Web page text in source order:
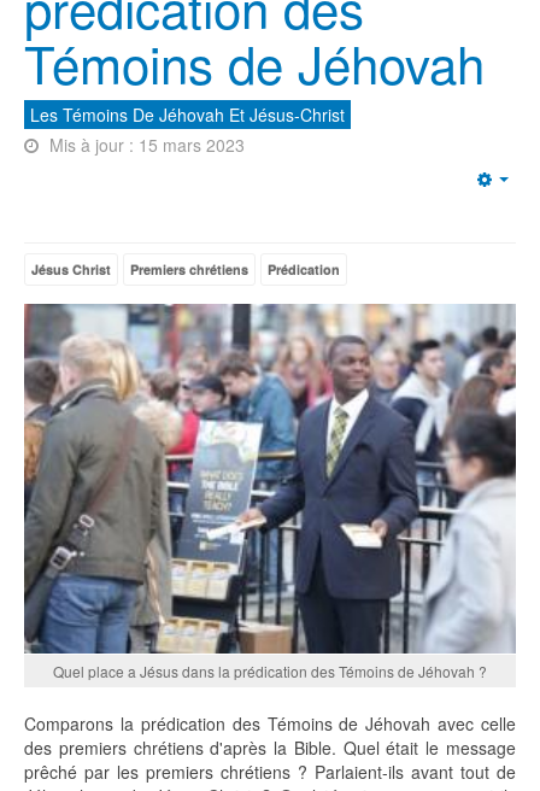
Témoins de Jéhovah
Les Témoins De Jéhovah Et Jésus-Christ
Mis à jour : 15 mars 2023
Jésus Christ Premiers chrétiens Prédication
Quel place a Jésus dans la prédication des Témoins de Jéhovah ?
Comparons la prédication des Témoins de Jéhovah avec celle
des premiers chrétiens d'après la Bible. Quel était le message
prêché par les premiers chrétiens ? Parlaient-ils avant tout de